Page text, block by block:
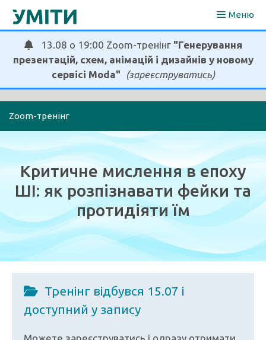
Перейти
Меню
13.08 о 19:00 Zoom-тренінг "Генерування
презентацій, схем, анімацій і дизайнів у новому
сервісі Moda"
(зареєструватись)
Zoom-тренінг
Критичне мислення в епоху
ШІ: як розпізнавати фейки та
протидіяти їм
Тренінг відбувся 15.07 і
доступний у запису